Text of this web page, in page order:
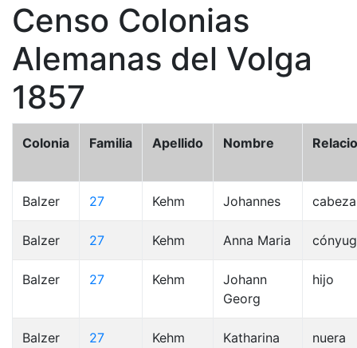
Censo Colonias
Alemanas del Volga
1857
Colonia Familia Apellido Nombre
Balzer 27 Kehm Johannes cabeza
Balzer 27 Kehm Anna Maria
Balzer 27 Kehm
Johann
Georg
hijo
Balzer 27 Kehm
Katharina
nuera